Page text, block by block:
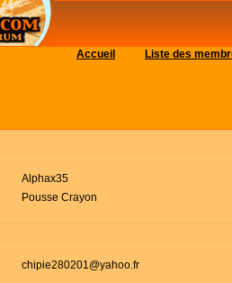
Accueil Liste des
Alphax35
Pousse Crayon
chipie280201@yahoo.fr